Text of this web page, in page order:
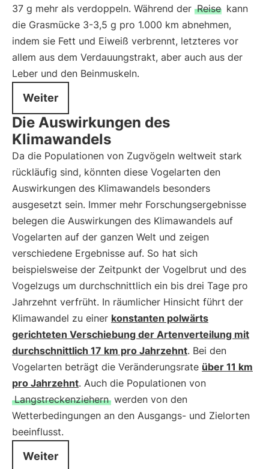
37 g mehr als verdoppeln. Während der Reise kann
die Grasmücke 3-3,5 g pro 1.000 km abnehmen,
indem sie Fett und Eiweiß verbrennt, letzteres vor
allem aus dem Verdauungstrakt, aber auch aus der
Leber und den Beinmuskeln.
Weiter
Die Auswirkungen des
Klimawandels
Da die Populationen von Zugvögeln weltweit stark
rückläufig sind, könnten diese Vogelarten den
Auswirkungen des Klimawandels besonders
ausgesetzt sein. Immer mehr Forschungsergebnisse
belegen die Auswirkungen des Klimawandels auf
Vogelarten auf der ganzen Welt und zeigen
verschiedene Ergebnisse auf. So hat sich
beispielsweise der Zeitpunkt der Vogelbrut und des
Vogelzugs um durchschnittlich ein bis drei Tage pro
Jahrzehnt verfrüht. In räumlicher Hinsicht führt der
Klimawandel zu einer konstanten polwärts
gerichteten Verschiebung der Artenverteilung mit
durchschnittlich 17 km pro Jahrzehnt. Bei den
Vogelarten beträgt die Veränderungsrate über 11 km
pro Jahrzehnt. Auch die Populationen von
Langstreckenziehern werden von den
Wetterbedingungen an den Ausgangs- und Zielorten
beeinflusst.
Weiter